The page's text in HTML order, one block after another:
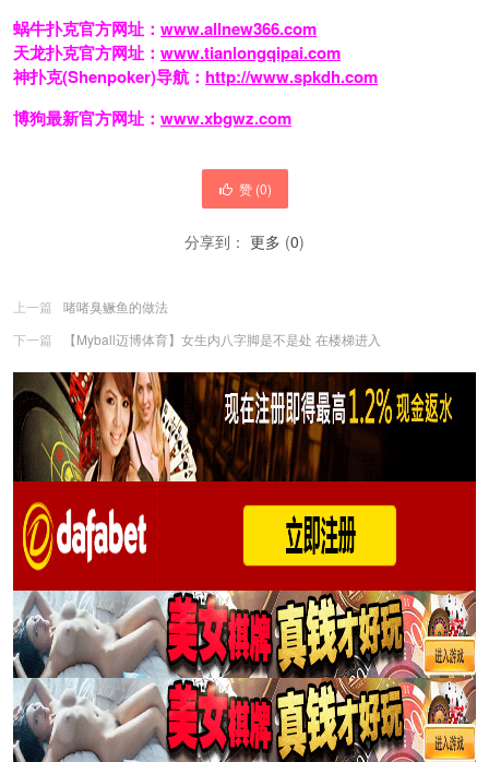
蜗牛扑克官方网址： www.allnew366.com
天龙扑克官方网址： www.tianlongqipai.com
神扑克(Shenpoker)导航： http://www.spkdh.com
博狗最新官方网址： www.xbgwz.com
赞 (0)
分享到： 更多 (0)
上一篇
啫啫臭鳜鱼的做法
下一篇
【Myball迈博体育】女生内八字脚是不是处 在楼梯进入